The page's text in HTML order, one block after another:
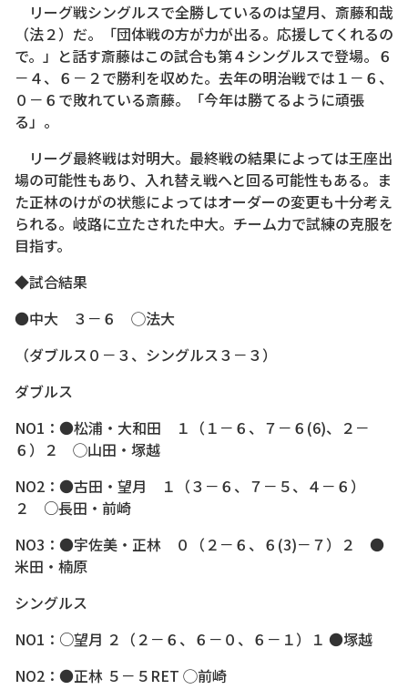
リーグ戦シングルスで全勝しているのは望月、斎藤和哉
（法２）だ。「団体戦の方が力が出る。応援してくれるの
で。」と話す斎藤はこの試合も第４シングルスで登場。６
－４、６－２で勝利を収めた。去年の明治戦では１－６、
０－６で敗れている斎藤。「今年は勝てるように頑張
る」。
リーグ最終戦は対明大。最終戦の結果によっては王座出
場の可能性もあり、入れ替え戦へと回る可能性もある。ま
た正林のけがの状態によってはオーダーの変更も十分考え
られる。岐路に立たされた中大。チーム力で試練の克服を
目指す。
◆試合結果
●中大 ３－６ ◯法大
（ダブルス０－３、シングルス３－３）
ダブルス
NO1：●松浦・大和田 １（１－６、７－６(6)、２－
６）２ ◯山田・塚越
NO2：●古田・望月 １（３－６、７－５、４－６）
２ ○長田・前崎
NO3：●宇佐美・正林 ０（２－６、６(3)－７）２ ●
米田・楠原
シングルス
NO1：○望月 ２（２－６、６－０、６－１）１ ●塚越
NO2：●正林 ５－５RET ◯前崎